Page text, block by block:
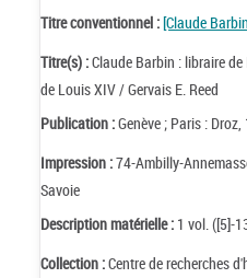
Titre conventionnel :[Claude
Titre(s) :Claude Barbin : libraire
de Louis XIV / Gervais E. Reed
Publication :Genève ; Paris :
Impression :74-Ambilly-
Savoie
Description matérielle : 1 vol. ([5]-
Collection :Centre de recherches